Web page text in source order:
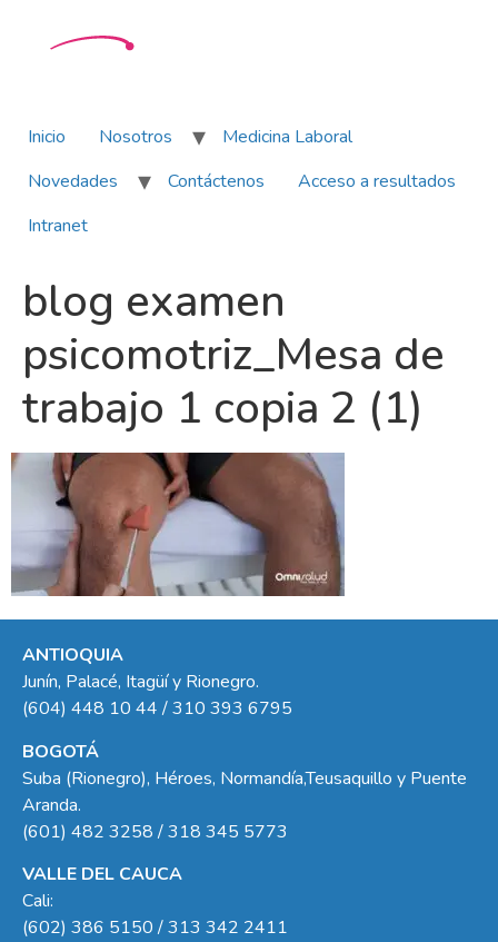
Inicio Nosotros
Medicina Laboral
Novedades
Contáctenos
Acceso a resultados
Intranet
blog examen
psicomotriz_Mesa de
trabajo 1 copia 2 (1)
ANTIOQUIA
Junín, Palacé, Itagüí y Rionegro.
(604) 448 10 44 / 310 393 6795
BOGOTÁ
Suba (Rionegro), Héroes, Normandía,Teusaquillo y Puente
Aranda.
(601) 482 3258 / 318 345 5773
VALLE DEL CAUCA
Cali:
(602) 386 5150 / 313 342 2411